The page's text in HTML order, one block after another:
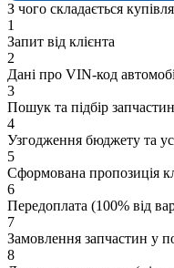
З чого складається
1
Запит від клієнта
2
Дані про VIN-код
3
Пошук та підбір
4
Узгодження бюджету та
5
Сформована пропозиція
6
Передоплата (100% від
7
Замовлення запчастин у
8